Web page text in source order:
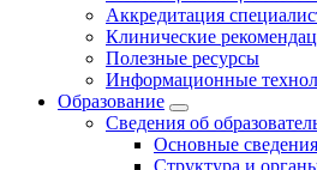
Аккредитация
Клинические
Полезные ресурсы
Информационные
Образование
Сведения об
Основные сведения
Структура и